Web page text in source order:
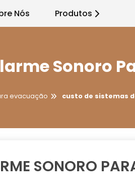
Nós Produtos
Sonoro
evacuação custo de sistemas
SONORO